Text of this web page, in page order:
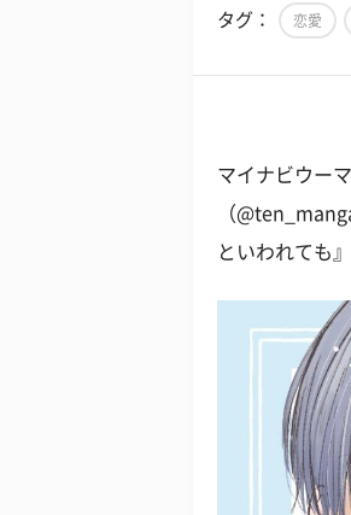
タグ： 恋愛
マイナビウー
（
といわれても